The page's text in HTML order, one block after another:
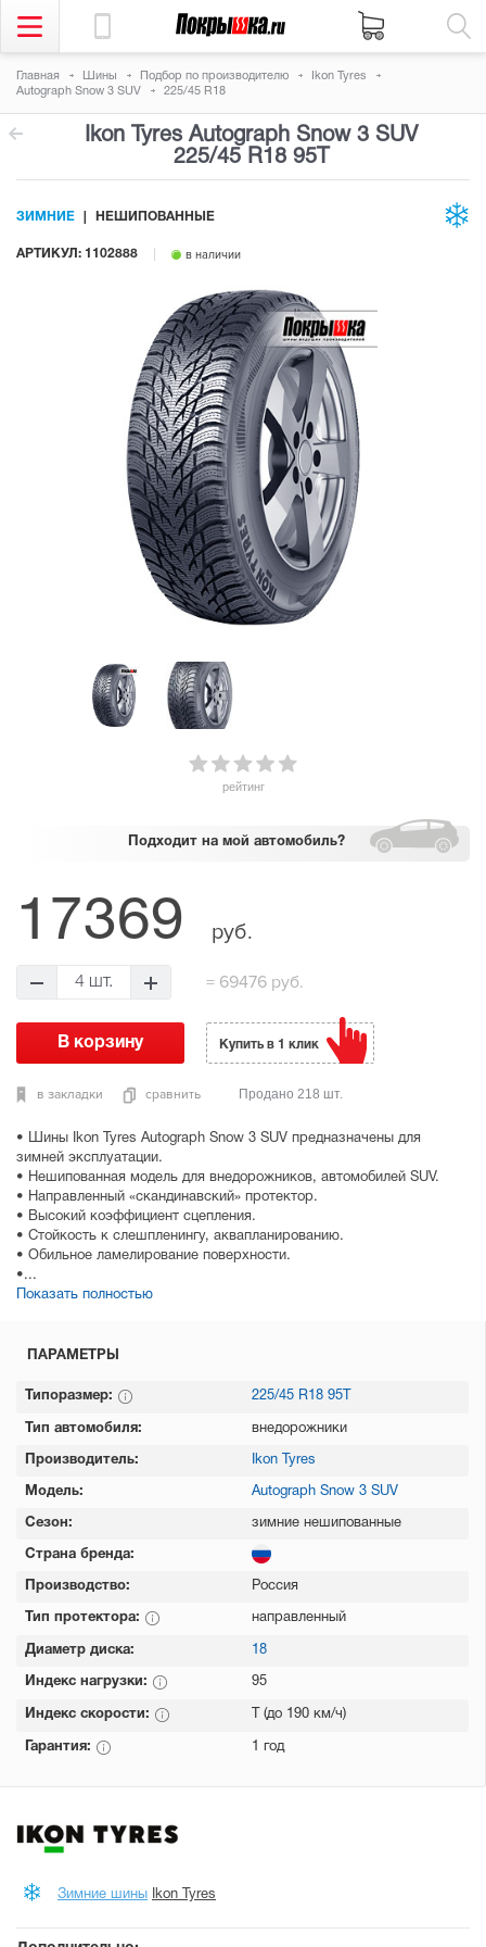
Главная Шины Подбор по производителю
Ikon Tyres
Autograph Snow 3 SUV
225/45 R18
Ikon Tyres Autograph Snow 3 SUV
225/45 R18 95T
рейтинг
АРТИКУЛ: 1102888 в наличии
ЗИМНИЕ НЕШИПОВАННЫЕ
Подходит на мой автомобиль?
• Шины Ikon Tyres Autograph Snow 3 SUV предназначены для
зимней эксплуатации.
• Нешипованная модель для внедорожников, автомобилей SUV.
• Направленный «скандинавский» протектор.
• Высокий коэффициент сцепления.
• Стойкость к слешпленингу, аквапланированию.
• Обильное ламелирование поверхности.
•...
Показать полностью
17369 руб.
4 шт. = 69476 руб.
в закладки сравнить
Купить в 1 клик
Продано 218 шт.
ПАРАМЕТРЫ
Типоразмер: 225/45 R18 95T
Тип автомобиля: внедорожники
Производитель: Ikon Tyres
Модель: Autograph Snow 3 SUV
Сезон: зимние нешипованные
Страна бренда:
Производство: Россия
Тип протектора: направленный
Диаметр диска: 18
Индекс нагрузки: 95
Индекс скорости: T (до 190 км/ч)
Гарантия: 1 год
Зимние шины Ikon Tyres